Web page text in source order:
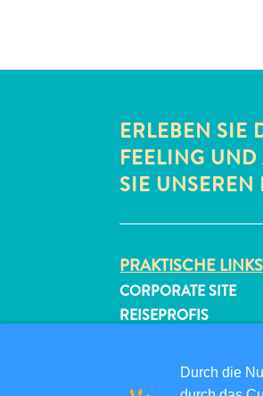
ERLEBEN SIE
FEELING
SIE UNSEREN
PRAKTISCHE LINKS
CORPORATE SITE
REISEPROFIS
IHR EVENTDurch die